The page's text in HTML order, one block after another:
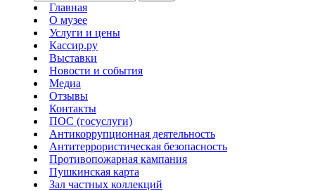
Главная
О музее
Услуги и цены
Кассир.ру
Выставки
Новости и события
Медиа
Отзывы
Контакты
ПОС (госуслуги)
Антикоррупционная деятельность
Антитеррористическая безопасность
Противопожарная кампания
Пушкинская карта
Зал частных коллекций